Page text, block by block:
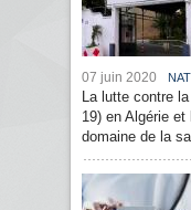
07 juin 2020
La lutte contre
19) en Algérie
domaine de la